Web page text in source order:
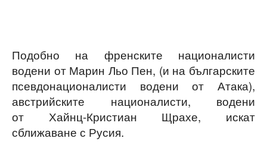
Подобно на френските националисти
водени от Марин Льо Пен, (и на българските
псевдонационалисти водени от Атака),
австрийските националисти, водени
от Хайнц-Кристиан Щрахе, искат
сближаване с Русия.